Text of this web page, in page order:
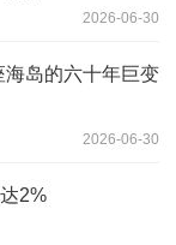
2026-06-30
岛的六十年巨变
2026-06-30
2%